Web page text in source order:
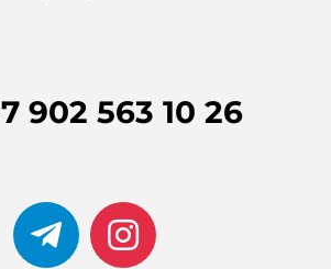
902 563 10 26